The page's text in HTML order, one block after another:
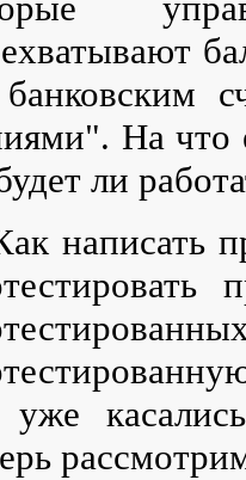
На что
ли
написать